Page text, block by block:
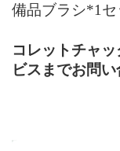
備品ブラシ*1セ
コレットチャ
ビスまでお問い